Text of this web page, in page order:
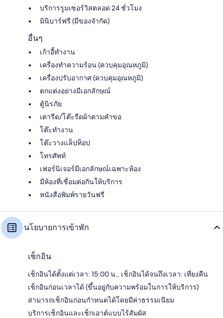
บริการรูมเซอร์วิสตลอด 24 ชั่วโมง
มินิบาร์ฟรี (มีของจำกัด)
อื่นๆ
เก้าอี้ทำงาน
เครื่องทำความร้อน (ควบคุมอุณหภูมิ)
เครื่องปรับอากาศ (ควบคุมอุณหภูมิ)
ตกแต่งอย่างมีเอกลักษณ์
ตู้นิรภัย
เตารีด/โต๊ะรีดผ้าตามคำขอ
โต๊ะทำงาน
โต๊ะวางแล็ปท็อป
โทรศัพท์
เฟอร์นิเจอร์มีเอกลักษณ์เฉพาะห้อง
มีห้องที่เชื่อมต่อกันให้บริการ
หนังสือพิมพ์รายวันฟรี
นโยบายการเข้าพัก
เช็กอิน
เช็กอินได้ตั้งแต่เวลา: 15:00 น., เช็กอินได้จนถึงเวลา: เที่ยงคืน
เช็กอินก่อนเวลาได้ (ขึ้นอยู่กับความพร้อมในการให้บริการ)
สามารถเช็กอินก่อนกำหนดได้โดยมีค่าธรรมเนียม
บริการเช็กอินและเช็กเอาต์แบบไร้สัมผัส